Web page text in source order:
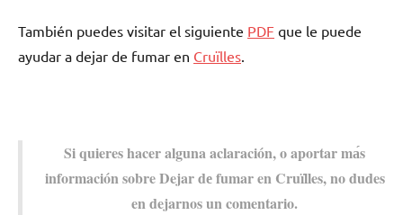
También puedes visitar el siguiente PDF quе le puede
ayudar а dejar dе fumar en Cruïlles.
Si quieres hacer alguna aclaración, ο aportar mа́s
información sobre Dejar dе fumar en Cruïlles, no dudes
en dejarnos un comentario.